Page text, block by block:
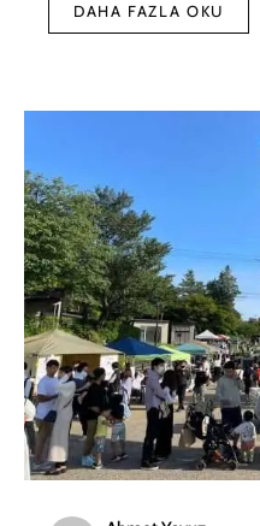
DAHA FAZLA OKU